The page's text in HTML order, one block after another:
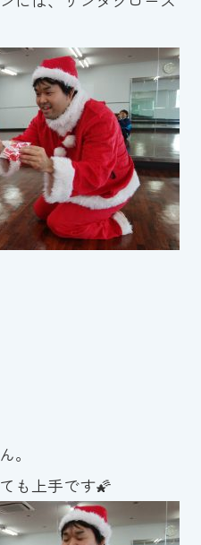
い合わせ
スクールの
みはこちら!
。
も上手です🌠